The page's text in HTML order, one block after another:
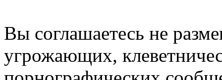
Вы соглашаетесь не
угрожающих,